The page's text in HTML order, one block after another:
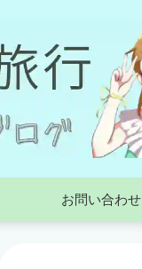
お問い合わせ